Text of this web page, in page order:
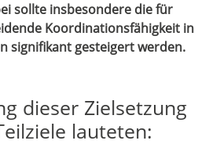
sollte insbesondere die für
Koordinationsfähigkeit in
signifikant gesteigert werden.
dieser Zielsetzung
lauteten: